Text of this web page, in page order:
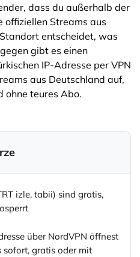
dass du außerhalb der
offiziellen Streams aus
entscheidet, was
gibt es einen
IP-Adresse per VPN
aus Deutschland auf,
ohne teures Abo.
izle, tabii) sind gratis,
über NordVPN öffnest
gratis oder mit